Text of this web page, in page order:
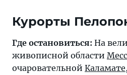
Курорты
Где остановиться: На
живописной области
очаровательной Каламате